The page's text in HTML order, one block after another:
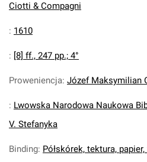
Ciotti & Compagni
: 1610
: [8] ff., 247 pp.; 4°
Proweniencja: Józef Maksymilian
: Lwowska Narodowa Naukowa
V. Stefanyka
Binding: Półskórek, tektura,